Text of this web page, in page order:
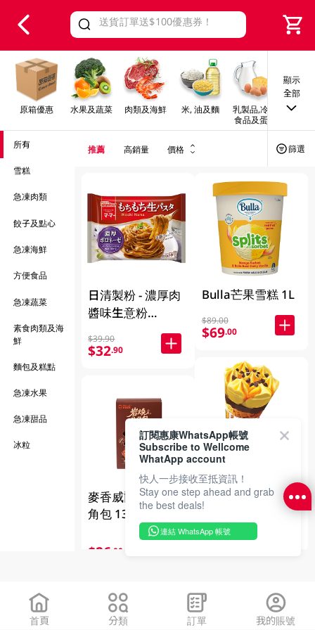
Valid Until 30 June 2026
原箱優惠 水果及蔬菜 肉類及海鮮 米, 油及麵
乳製品,冷凍
食品及蛋類
早餐
顯示
全部
所有
雪糕
急凍肉類
餃子及點心
急凍海鮮
方便食品
急凍蔬菜
素食肉類及海
鮮
麵包及糕點
急凍水果
急凍甜品
冰粒
推薦 高銷量 價格 篩選
日清製粉 - 濃厚肉
醬味生意粉
$39.90
$32.90
麥香威爾 岩燒牛
角包 130G
$26 .00
Bulla芒果雪糕 1L
$89.00
$69.00
雀巢DRUMSTICK
甜筒芒果狂熱
125ML
$11.00
$10.00
首頁 分類 訂單 我的賬號
訂閱惠康WhatsApp帳號
Subscribe to Wellcome
WhatApp account
快人一步接收至抵資訊！
Stay one step ahead and grab
the best deals!
連結 WhatsApp 帳號